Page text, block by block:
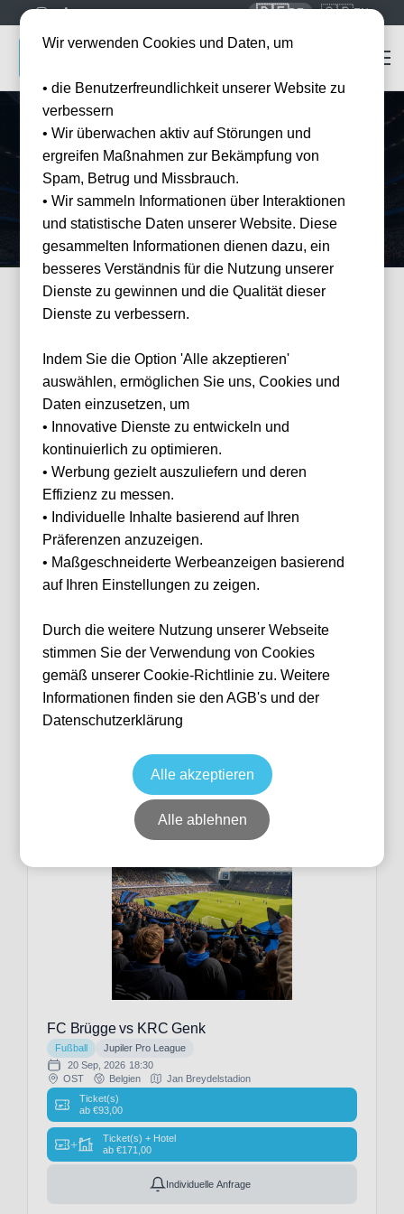
🇩🇪DE 🇬🇧EN
Startseite Mannschaften KRC Genk
KRC GenkTickets
Erleben Sie KRC Genk live in der Cegeka Arena — offizielle Tickets
und Hotel-Pakete bei Tickwell.
FILTER
können
Ihnen
helfen?
Haben Sie Fragen
oder Wünsche?
Dann melden Sie
sich gerne bei
E-Mail
franz@tickwell-
Uhr - 16:00 Uhr
WhatsApp +49
Event-
Typ
Fußball
(3)
Events
3 Events gefunden
Royal Antwerpen FC vs KRC Genk
22 Aug, 2026 20:45
ab
€ 98,00
Ticket(s) + Hotel
ab€ 214,00
FC Brügge vs KRC Genk
Fußball
Jupiler Pro League
20 Sep, 2026 18:30
OST
Belgien
Jan Breydelstadion
Ticket(s)
ab €93,00
+
Ticket(s) + Hotel
ab €171,00
Individuelle Anfrage
Wir verwenden Cookies und Daten, um
• die Benutzerfreundlichkeit unserer Website zu
verbessern
• Wir überwachen aktiv auf Störungen und
ergreifen Maßnahmen zur Bekämpfung von
Spam, Betrug und Missbrauch.
• Wir sammeln Informationen über Interaktionen
und statistische Daten unserer Website. Diese
gesammelten Informationen dienen dazu, ein
besseres Verständnis für die Nutzung unserer
Dienste zu gewinnen und die Qualität dieser
Dienste zu verbessern.
Indem Sie die Option 'Alle akzeptieren'
auswählen, ermöglichen Sie uns, Cookies und
Daten einzusetzen, um
• Innovative Dienste zu entwickeln und
kontinuierlich zu optimieren.
• Werbung gezielt auszuliefern und deren
Effizienz zu messen.
• Individuelle Inhalte basierend auf Ihren
Präferenzen anzuzeigen.
• Maßgeschneiderte Werbeanzeigen basierend
auf Ihren Einstellungen zu zeigen.
Durch die weitere Nutzung unserer Webseite
stimmen Sie der Verwendung von Cookies
gemäß unserer Cookie-Richtlinie zu. Weitere
Informationen finden sie den AGB's und der
Datenschutzerklärung
Alle akzeptieren
Alle ablehnen